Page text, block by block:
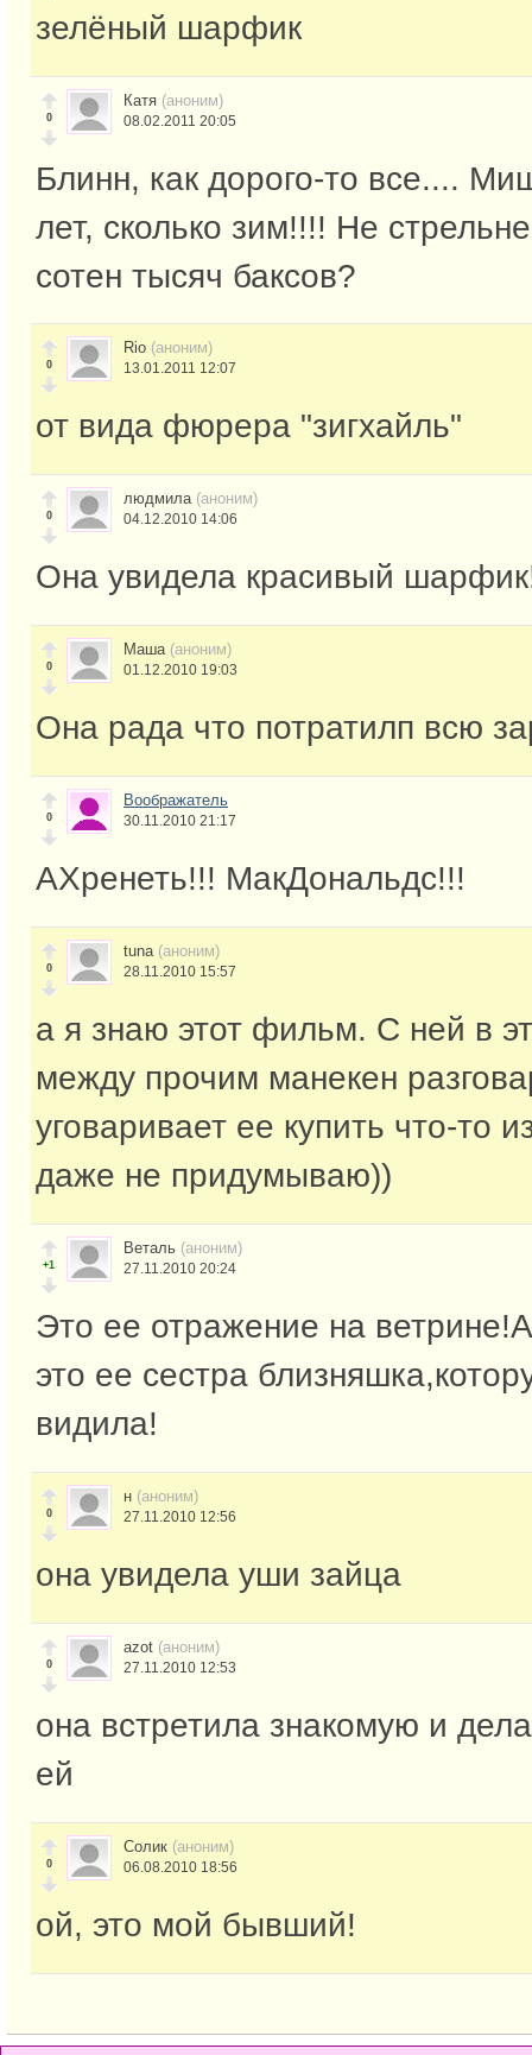
зелёный шарфик
0
Катя (аноним)
08.02.2011 20:05
Блинн, как дорого-то все....
лет, сколько зим!!!! Не
сотен тысяч баксов?
0
Rio (аноним)
13.01.2011 12:07
от вида фюрера "зигхайль"
0
людмила (аноним)
04.12.2010 14:06
Она увидела красивый
0
Маша (аноним)
01.12.2010 19:03
Она рада что потратилп всю
0
Воображатель
30.11.2010 21:17
АХренеть!!! МакДональдс!!!
0
tuna (аноним)
28.11.2010 15:57
а я знаю этот фильм. С ней в
между прочим манекен
уговаривает ее купить что-то
даже не придумываю))
+1
Веталь (аноним)
27.11.2010 20:24
Это ее отражение на
это ее сестра
видила!
0
н (аноним)
27.11.2010 12:56
она увидела уши зайца
0
azot (аноним)
27.11.2010 12:53
она встретила знакомую и
ей
0
Солик (аноним)
06.08.2010 18:56
ой, это мой бывший!